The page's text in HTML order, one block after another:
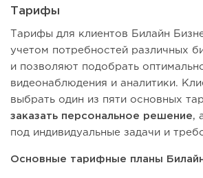
Тарифы
Тарифы для клиентов Билайн
учетом потребностей различных
и позволяют подобрать
видеонаблюдения и аналитики.
выбрать один из пяти основных
заказать персональное решение,
под индивидуальные задачи и
Основные тарифные планы